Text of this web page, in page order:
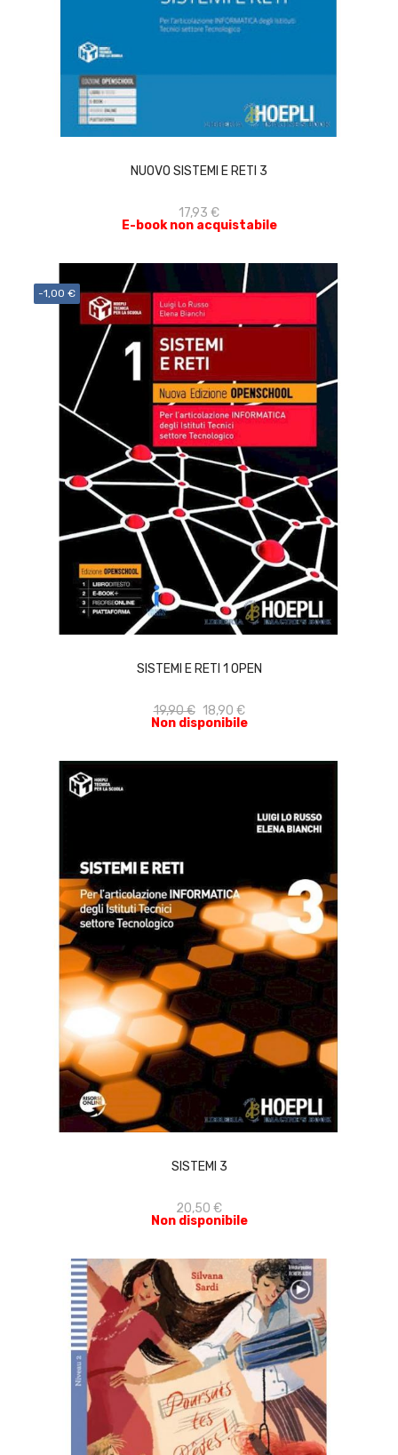
NUOVO SISTEMI E RETI 3
17,93 €
E-book non acquistabile
-1,00 €
SISTEMI E RETI 1 OPEN
19,90 € 18,90 €
Non disponibile
ACQUISTA
SISTEMI 3
20,50 €
Non disponibile
ACQUISTA